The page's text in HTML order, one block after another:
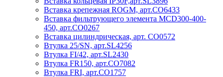
Вставка крепежная ROGM, арт.CO6433
Вставка фильтрующего элемента MCD300-400-
450, арт.CO0267
Вставка цилиндрическая, арт. CO0572
Втулка 25/SN, арт.SL4256
Втулка FI/42, арт.SL2430
Втулка FR150, арт.СО7082
Втулка FRI, арт.CO1757